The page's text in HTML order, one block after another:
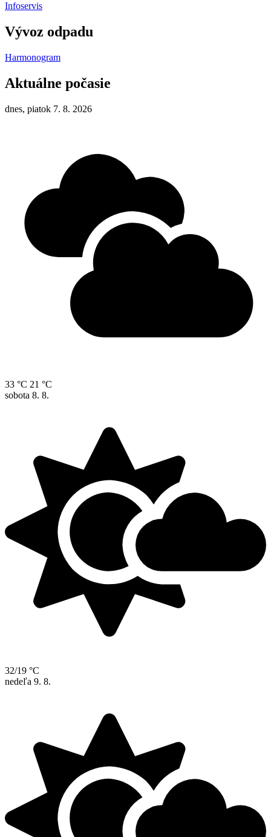
Infoservis
Vývoz odpadu
Harmonogram
Aktuálne počasie
dnes, piatok 7. 8. 2026
33 °C 21 °C
sobota 8. 8.
32/19 °C
nedeľa 9. 8.